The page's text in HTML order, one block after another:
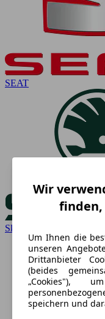
SEAT
Skoda
Wir
finden,
Um Ihnen die
unseren
Drittanbieter
(beides
„Cookies"),
speichern und